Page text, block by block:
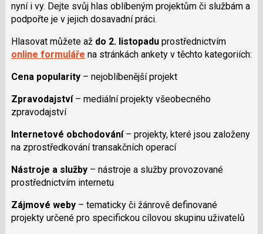
nyní i vy. Dejte svůj hlas oblíbeným projektům či službám a
podpořte je v jejich dosavadní práci.
Hlasovat můžete až do 2. listopaduprostřednictvím
online formuláře na stránkách ankety v těchto kategoriích:
Cena popularity– nejoblíbenější projekt
Zpravodajství– mediální projekty všeobecného
zpravodajství
Internetové obchodování– projekty, které jsou založeny
na zprostředkování transakčních operací
Nástroje a služby– nástroje a služby provozované
prostřednictvím internetu
Zájmové weby– tematicky či žánrově definované
projekty určené pro specifickou cílovou skupinu uživatelů